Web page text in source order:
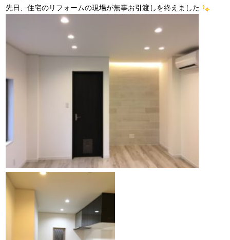
先日、住宅のリフォームの現場が無事お引渡しを終えました